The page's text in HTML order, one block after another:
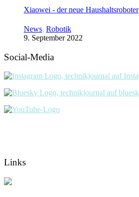
Xiaowei - der neue Haushaltsroboter
News, Robotik
9. September 2022
Social-Media
Links